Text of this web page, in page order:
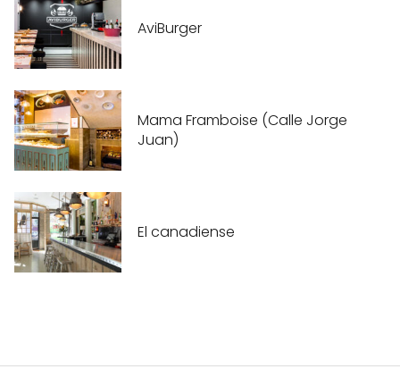
AviBurger
Mama Framboise (Calle Jorge
Juan)
El canadiense